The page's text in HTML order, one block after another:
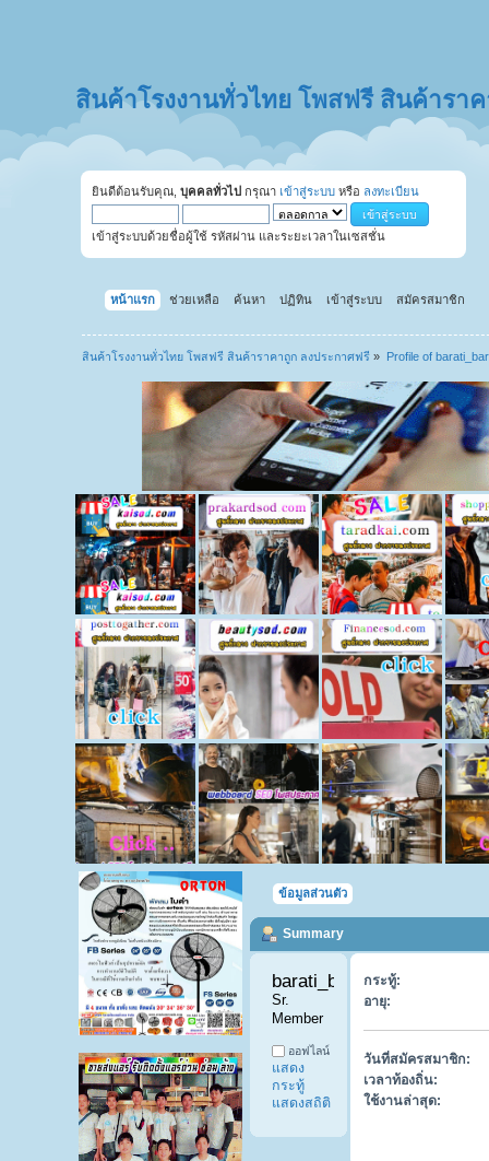
สินค้าโรงงานทั่วไทย โพสฟรี สินค้ารา
ยินดีต้อนรับคุณ, บุคคลทั่วไป กรุณา เข้าสู่ระบบ หรือ ลงทะเบียน
เข้าสู่ระบบด้วยชื่อผู้ใช้ รหัสผ่าน และระยะเวลาในเซสชั่น
หน้าแรก ช่วยเหลือ ค้นหา ปฏิทิน เข้าสู่ระบบ สมัครสมาชิก
สินค้าโรงงานทั่วไทย โพสฟรี สินค้าราคาถูก ลงประกาศฟรี » Profile of
ข้อมูลส่วนตัว
Summary
barati_baratie
Sr.
Member
ออฟไลน์
แสดง
กระทู้
แสดงสถิติ
กระทู้:
อายุ:
วันที่สมัครสมาชิก:
เวลาท้องถิ่น:
ใช้งานล่าสุด: